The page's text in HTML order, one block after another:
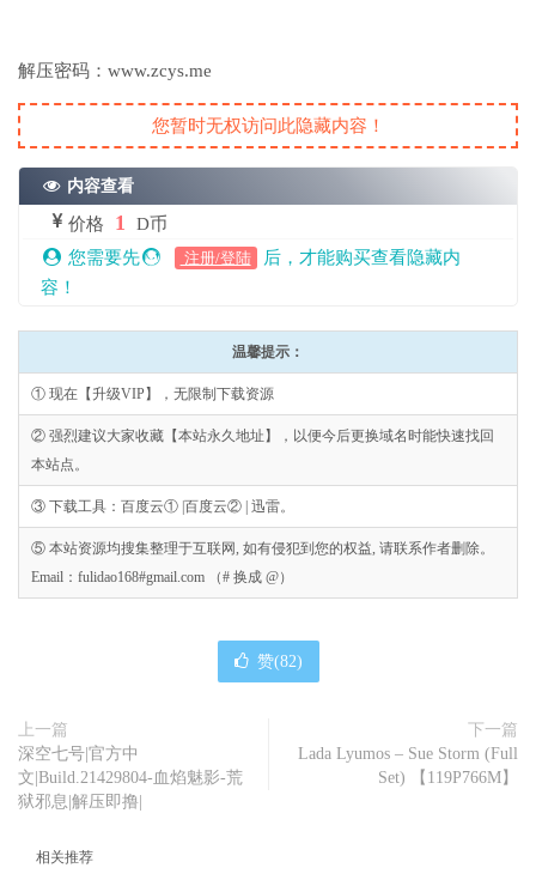
解压密码：www.zcys.me
您暂时无权访问此隐藏内容！
内容查看
价格 1
D币
您需要先
注册/登陆
后，才能购买查看隐藏内
容！
温馨提示：
① 现在【升级VIP】，无限制下载资源
② 强烈建议大家收藏【本站永久地址】，以便今后更换域名时能快速找回
本站点。
③ 下载工具：百度云① |百度云② | 迅雷。
⑤ 本站资源均搜集整理于互联网, 如有侵犯到您的权益, 请联系作者删除。
Email：fulidao168#gmail.com （# 换成 @）
赞(82)
上一篇
深空七号|官方中
文|Build.21429804-血焰魅影-荒
狱邪息|解压即撸|
下一篇
Lada Lyumos – Sue Storm (Full
Set) 【119P766M】
相关推荐